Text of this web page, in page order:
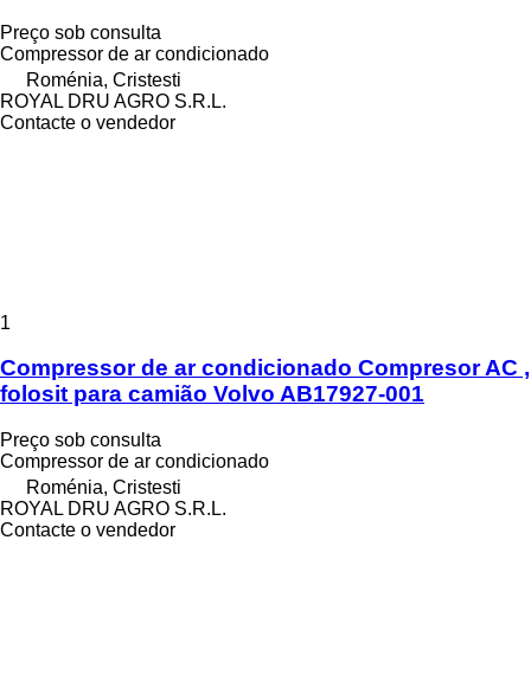
Preço sob consulta
Compressor de ar condicionado
Roménia, Cristesti
ROYAL DRU AGRO S.R.L.
Contacte o vendedor
1
Compressor de ar condicionado Compresor AC ,
folosit para camião Volvo AB17927-001
Preço sob consulta
Compressor de ar condicionado
Roménia, Cristesti
ROYAL DRU AGRO S.R.L.
Contacte o vendedor